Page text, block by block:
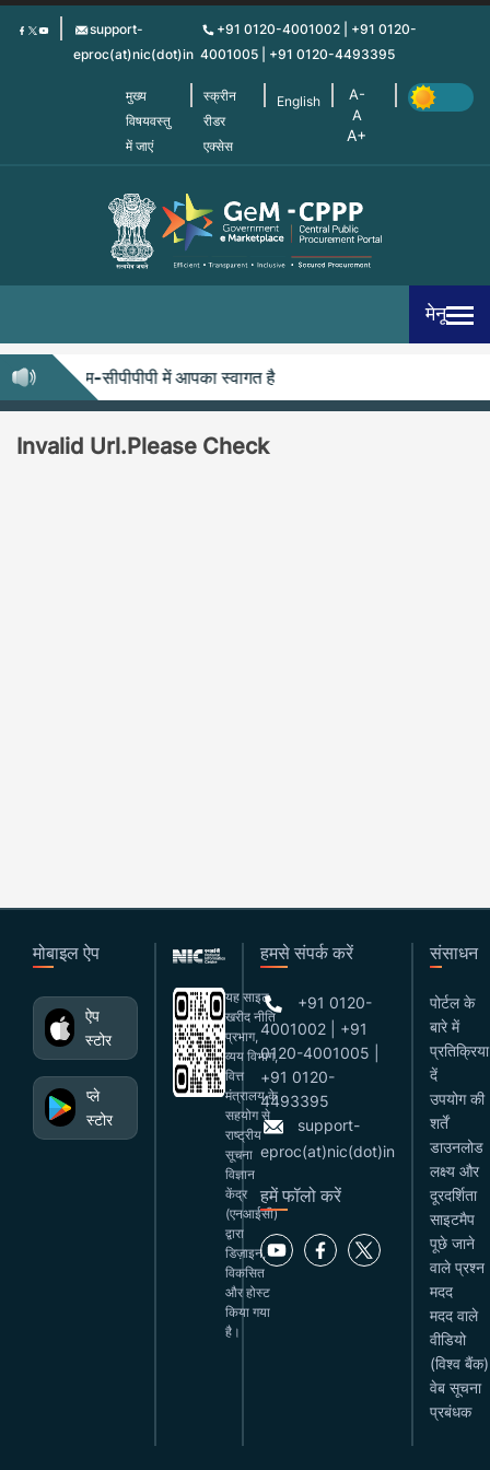
Skip
support-
eproc(at)nic(dot)in
+91 0120-4001002 | +91 0120-
4001005 | +91 0120-4493395
मुख्य
विषयवस्तु
में जाएं
स्क्रीन
रीडर
एक्सेस
English
मेनू
जेम-सीपीपीपी में आपका स्वागत है
Invalid Url.Please Check
मोबाइल ऐप
ऐप
स्टोर
प्ले
स्टोर
यह साइट
खरीद नीति
प्रभाग,
व्यय विभाग,
वित्त
मंत्रालय के
सहयोग से
राष्ट्रीय
सूचना
विज्ञान
केंद्र
(एनआईसी)
द्वारा
डिज़ाइन,
विकसित
और होस्ट
किया गया
है।
हमसे संपर्क करें
+91 0120-
4001002 | +91
0120-4001005 |
+91 0120-
4493395
support-
eproc(at)nic(dot)in
हमें फॉलो करें
संसाधन
पोर्टल के
बारे में
प्रतिक्रिया
दें
उपयोग की
शर्तें
डाउनलोड
लक्ष्य और
दूरदर्शिता
साइटमैप
पूछे जाने
वाले प्रश्न
मदद
मदद वाले
वीडियो
(विश्व बैंक)
वेब सूचना
प्रबंधक